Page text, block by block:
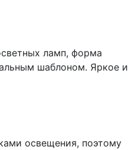
ламп, форма
шаблоном. Яркое и
освещения, поэтому